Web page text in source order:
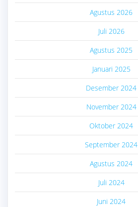
Agustus 2026
Juli 2026
Agustus 2025
Januari 2025
Desember 2024
November 2024
Oktober 2024
September 2024
Agustus 2024
Juli 2024
Juni 2024